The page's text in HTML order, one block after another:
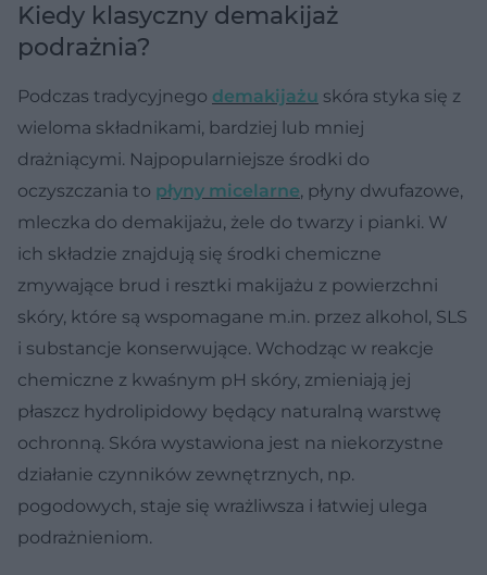
Kiedy klasyczny demakijaż
podrażnia?
Podczas tradycyjnego demakijażu skóra styka się z
wieloma składnikami, bardziej lub mniej
drażniącymi. Najpopularniejsze środki do
oczyszczania to płyny micelarne, płyny dwufazowe,
mleczka do demakijażu, żele do twarzy i pianki. W
ich składzie znajdują się środki chemiczne
zmywające brud i resztki makijażu z powierzchni
skóry, które są wspomagane m.in. przez alkohol, SLS
i substancje konserwujące. Wchodząc w reakcje
chemiczne z kwaśnym pH skóry, zmieniają jej
płaszcz hydrolipidowy będący naturalną warstwę
ochronną. Skóra wystawiona jest na niekorzystne
działanie czynników zewnętrznych, np.
pogodowych, staje się wrażliwsza i łatwiej ulega
podrażnieniom.